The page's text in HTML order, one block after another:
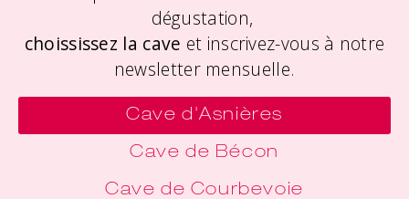
dégustation,
choississez la cave et inscrivez-vous à notre
newsletter mensuelle.
Cave d'Asnières
Cave de Bécon
Cave de Courbevoie